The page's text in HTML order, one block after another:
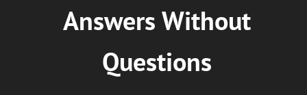
Answers Without
Questions